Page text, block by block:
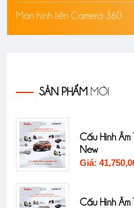
Màn hình liền Camera 360
SẢN PHẨM MỚI
Cấu Hình
New
Giá:
Cấu Hình